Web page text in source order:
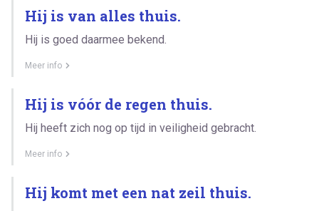
Hij is van alles thuis.
Hij is goed daarmee bekend.
Meer info
Hij is vóór de regen thuis.
Hij heeft zich nog op tijd in veiligheid gebracht.
Meer info
Hij komt met een nat zeil thuis.